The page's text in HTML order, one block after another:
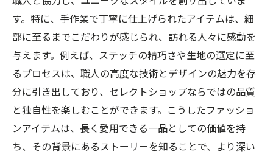
す。特に、手作業で丁寧に仕上げられたアイテムは、細
部に至るまでこだわりが感じられ、訪れる人々に感動を
与えます。例えば、ステッチの精巧さや生地の選定に至
るプロセスは、職人の高度な技術とデザインの魅力を存
分に引き出しており、セレクトショップならではの品質
と独自性を楽しむことができます。こうしたファッショ
ンアイテムは、長く愛用できる一品としての価値を持
ち、その背景にあるストーリーを知ることで、より深い